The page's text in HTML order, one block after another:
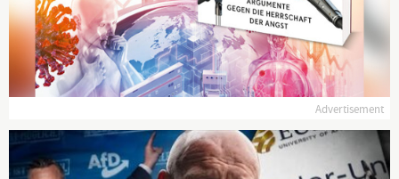
offensichtlichsten Beispiele von Medienzensur werden dann im
aktuellen Jahrbuch veröffentlicht.
Auch unsere Gesellschaft hat ein Anrecht auf unzensierte
Berichterstattung. Denn auch uns unterschlagen die Medien
jährlich viele existenziell wichtige Informationen...
Advertisement